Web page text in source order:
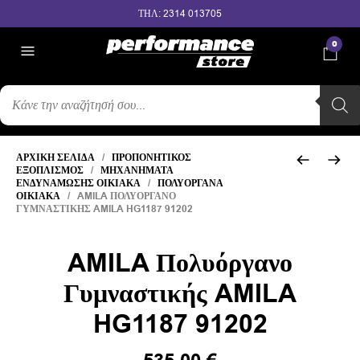
ΤΗΛ: 2314 013705
0
ΑΝΑΖΉΤΗΣΗ
ΠΡΟΪΌΝΤΩΝ
ΑΡΧΙΚΉ ΣΕΛΊΔΑ / ΠΡΟΠΟΝΗΤΙΚΌΣ
ΕΞΟΠΛΙΣΜΌΣ / ΜΗΧΑΝΉΜΑΤΑ
ΕΝΔΥΝΆΜΩΣΗΣ ΟΙΚΙΑΚΆ / ΠΟΛΥΌΡΓΑΝΑ
ΟΙΚΙΑΚΆ / AMILA ΠΟΛΥΌΡΓΑΝΟ
ΓΥΜΝΑΣΤΙΚΉΣ AMILA HG1187 91202
AMILA Πολυόργανο
Γυμναστικής AMILA
HG1187 91202